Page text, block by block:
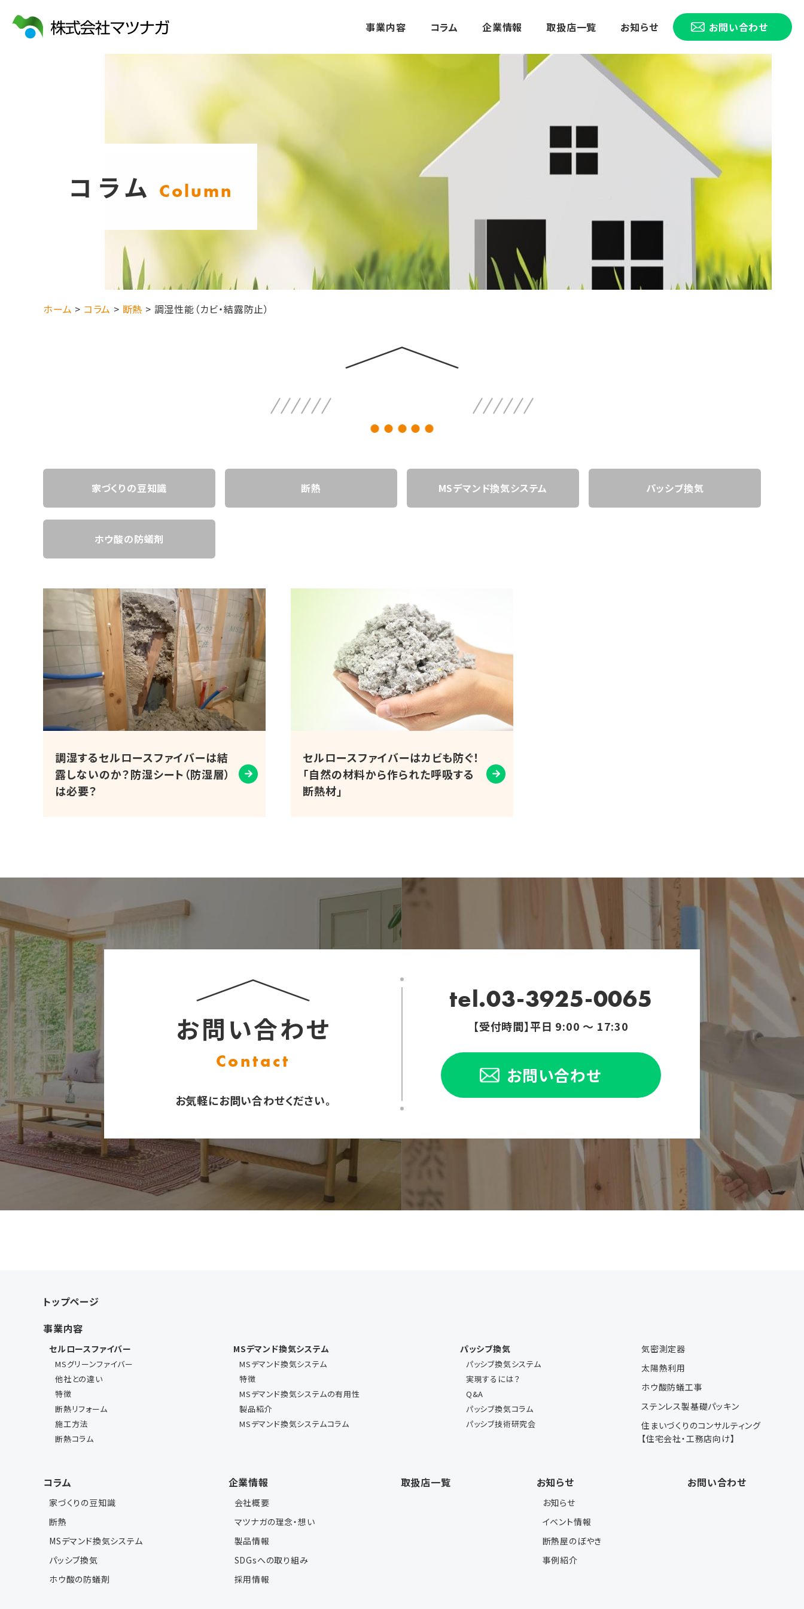
事業内容 コラム 企業情報 取扱店一覧 お知らせ お問い合わせ
コラム Column
ホーム > コラム > 断熱 > 調湿性能（カビ・結露防止）
家づくりの豆知識 断熱 MSデマンド換気システム パッシブ換気
ホウ酸の防蟻剤
調湿するセルロースファイバーは結
露しないのか？防湿シート（防湿層）
は必要？
セルロースファイバーはカビも防ぐ！
「自然の材料から作られた呼吸する
断熱材」
お問い合わせ
Contact
お気軽にお問い合わせください。
tel.03-3925-0065
【受付時間】平日 9:00 ～ 17:30
お問い合わせ
トップページ
事業内容
セルロースファイバー
MSグリーンファイバー
他社との違い
特徴
断熱リフォーム
施工方法
断熱コラム
MSデマンド換気システム
MSデマンド換気システム
特徴
MSデマンド換気システムの有用性
製品紹介
MSデマンド換気システムコラム
パッシブ換気
パッシブ換気システム
実現するには？
Q&A
パッシブ換気コラム
パッシブ技術研究会
気密測定器
太陽熱利用
ホウ酸防蟻工事
ステンレス製基礎パッキン
住まいづくりのコンサルティング
【住宅会社・工務店向け】
コラム
家づくりの豆知識
断熱
MSデマンド換気システム
パッシブ換気
ホウ酸の防蟻剤
企業情報
会社概要
マツナガの理念・想い
製品情報
SDGsへの取り組み
採用情報
取扱店一覧 お知らせ
お知らせ
イベント情報
断熱屋のぼやき
事例紹介
お問い合わせ